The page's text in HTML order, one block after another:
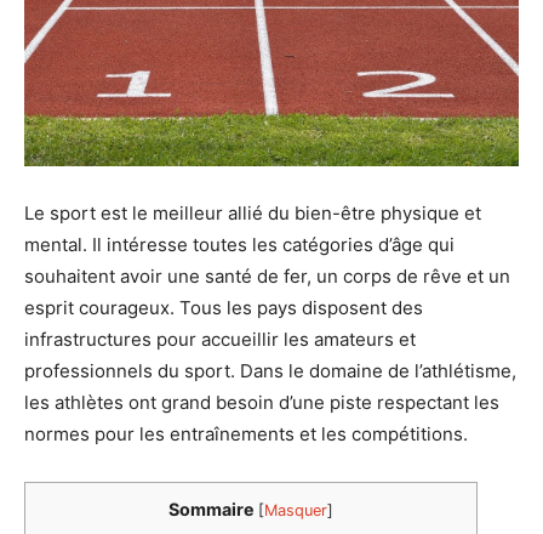
Le sport est le meilleur allié du bien-être physique et
mental. Il intéresse toutes les catégories d’âge qui
souhaitent avoir une santé de fer, un corps de rêve et un
esprit courageux. Tous les pays disposent des
infrastructures pour accueillir les amateurs et
professionnels du sport. Dans le domaine de l’athlétisme,
les athlètes ont grand besoin d’une piste respectant les
normes pour les entraînements et les compétitions.
Sommaire [Masquer]